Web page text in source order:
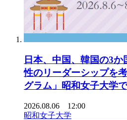
日本、中国、韓国の3
性のリーダーシップを
グラム」昭和女子大学
2026.08.06 12:00
昭和女子大学